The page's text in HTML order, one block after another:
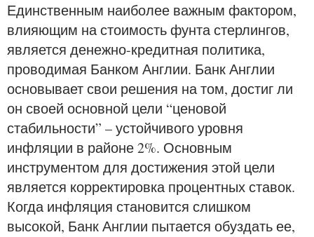
Единственным наиболее важным фактором,
влияющим на стоимость фунта стерлингов,
является денежно-кредитная политика,
проводимая Банком Англии. Банк Англии
основывает свои решения на том, достиг ли
он своей основной цели “ценовой
стабильности” – устойчивого уровня
инфляции в районе 2%. Основным
инструментом для достижения этой цели
является корректировка процентных ставок.
Когда инфляция становится слишком
высокой, Банк Англии пытается обуздать ее,